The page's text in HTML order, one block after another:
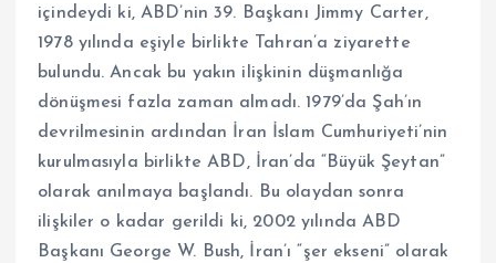
içindeydi ki, ABD’nin 39. Başkanı Jimmy Carter,
1978 yılında eşiyle birlikte Tahran’a ziyarette
bulundu. Ancak bu yakın ilişkinin düşmanlığa
dönüşmesi fazla zaman almadı. 1979’da Şah’ın
devrilmesinin ardından İran İslam Cumhuriyeti’nin
kurulmasıyla birlikte ABD, İran’da “Büyük Şeytan”
olarak anılmaya başlandı. Bu olaydan sonra
ilişkiler o kadar gerildi ki, 2002 yılında ABD
Başkanı George W. Bush, İran’ı “şer ekseni” olarak